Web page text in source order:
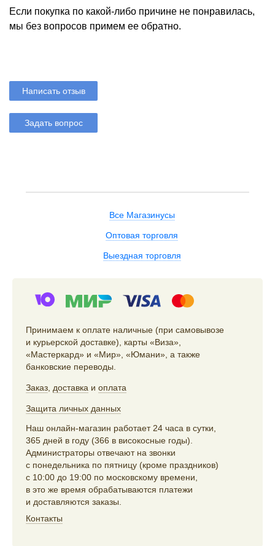
Если покупка по какой-либо причине не понравилась,
мы без вопросов примем ее обратно.
Написать отзыв
Задать вопрос
Все Магазинусы
Оптовая торговля
Выездная торговля
Принимаем к оплате наличные (при самовывозе
и курьерской доставке), карты «Виза»,
«Мастеркард» и «Мир», «Юмани», а также
банковские переводы.
Заказ доставка и оплата
Защита личных данных
Наш онлайн-магазин работает 24 часа в сутки,
365 дней в году (366 в високосные годы).
Администраторы отвечают на звонки
с понедельника по пятницу (кроме праздников)
с 10:00 до 19:00 по московскому времени,
в это же время обрабатываются платежи
и доставляются заказы.
Контакты